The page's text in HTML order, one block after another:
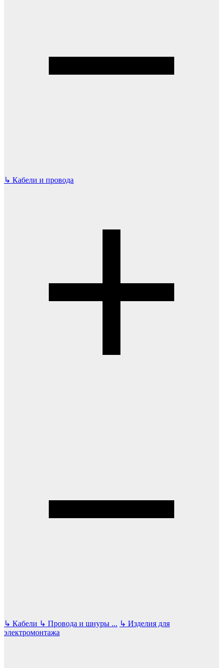
↳ Кабели и провода
↳ Кабели ↳ Провода и шнуры ... ↳ Изделия для
электромонтажа